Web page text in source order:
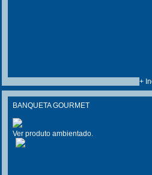
+
BANQUETA GOURMET
Ver produto ambientado.